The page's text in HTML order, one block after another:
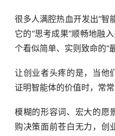
很多人满腔热血开发出“智
它的“思考成果”顺畅地融
个看似简单、实则致命的“
让创业者头疼的是，当他
证明智能体的价值时，常常
模糊的形容词、宏大的愿
购决策面前苍白无力，创